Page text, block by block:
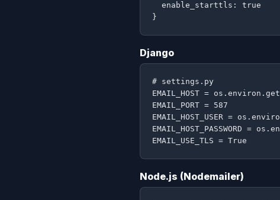
  enable_starttls: true
}
Django
# settings.py
EMAIL_HOST =
EMAIL_PORT = 587
EMAIL_HOST_USER =
EMAIL_HOST_PASSWORD =
EMAIL_USE_TLS = True
Node.js (Nodemailer)